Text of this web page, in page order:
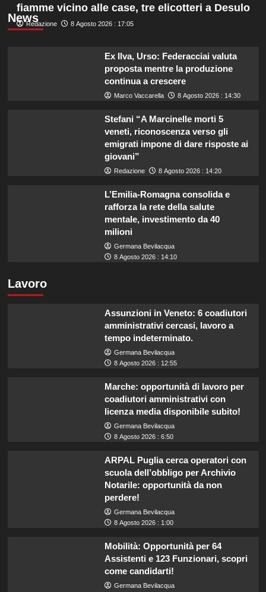
News
fiamme vicino alle case, tre elicotteri a Desulo
Redazione 8 Agosto 2026 : 17:05
Ex Ilva, Urso: Federacciai valuta
proposta mentre la produzione
continua a crescere
Marco Vaccarella 8 Agosto 2026 : 14:30
Stefani “A Marcinelle morti 5
veneti, riconoscenza verso gli
emigrati impone di dare risposte ai
giovani”
Redazione 8 Agosto 2026 : 14:20
L’Emilia-Romagna consolida e
rafforza la rete della salute
mentale, investimento da 40
milioni
Germana Bevilacqua
8 Agosto 2026 : 14:10
Lavoro
Assunzioni in Veneto: 6 coadiutori
amministrativi cercasi, lavoro a
tempo indeterminato.
Germana Bevilacqua
8 Agosto 2026 : 12:55
Marche: opportunità di lavoro per
coadiutori amministrativi con
licenza media disponibile subito!
Germana Bevilacqua
8 Agosto 2026 : 6:50
ARPAL Puglia cerca operatori con
scuola dell’obbligo per Archivio
Notarile: opportunità da non
perdere!
Germana Bevilacqua
8 Agosto 2026 : 1:00
Mobilità: Opportunità per 64
Assistenti e 123 Funzionari, scopri
come candidarti!
Germana Bevilacqua